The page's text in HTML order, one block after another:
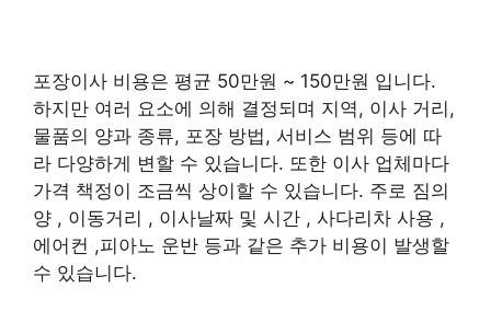
포장이사 비용은 평균 50만원 ~ 150만원 입니다.
하지만 여러 요소에 의해 결정되며 지역, 이사 거리,
물품의 양과 종류, 포장 방법, 서비스 범위 등에 따
라 다양하게 변할 수 있습니다. 또한 이사 업체마다
가격 책정이 조금씩 상이할 수 있습니다. 주로 짐의
양 , 이동거리 , 이사날짜 및 시간 , 사다리차 사용 ,
에어컨 ,피아노 운반 등과 같은 추가 비용이 발생할
수 있습니다.